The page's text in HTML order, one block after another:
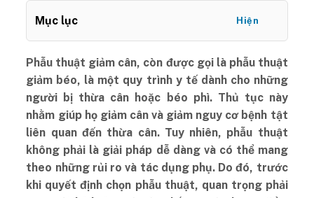
Mục lục Hiện
Phẫu thuật giảm cân, còn được gọi là phẫu thuật
giảm béo, là một quy trình y tế dành cho những
người bị thừa cân hoặc béo phì. Thủ tục này
nhằm giúp họ giảm cân và giảm nguy cơ bệnh tật
liên quan đến thừa cân. Tuy nhiên, phẫu thuật
không phải là giải pháp dễ dàng và có thể mang
theo những rủi ro và tác dụng phụ. Do đó, trước
khi quyết định chọn phẫu thuật, quan trọng phải